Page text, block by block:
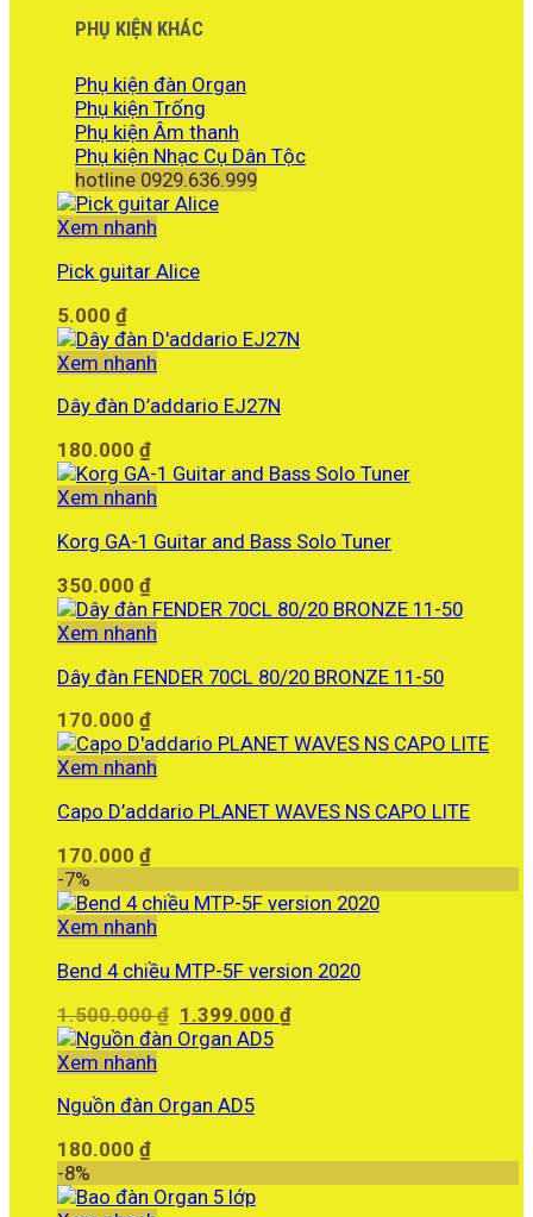
PHỤ KIỆN KHÁC
Phụ kiện đàn Organ
Phụ kiện Trống
Phụ kiện Âm thanh
Phụ kiện Nhạc Cụ Dân Tộc
hotline 0929.636.999
Xem nhanh
Pick guitar Alice
5.000 ₫
Xem nhanh
Dây đàn D’addario EJ27N
180.000 ₫
Xem nhanh
Korg GA-1 Guitar and Bass Solo Tuner
350.000 ₫
Xem nhanh
Dây đàn FENDER 70CL 80/20 BRONZE 11-50
170.000 ₫
Xem nhanh
Capo D’addario PLANET WAVES NS CAPO LITE
170.000 ₫
-7%
Xem nhanh
Bend 4 chiều MTP-5F version 2020
1.500.000₫ Giá
gốc
1.399.000₫Giá
Xem nhanh
Nguồn đàn Organ AD5
180.000 ₫
-8%